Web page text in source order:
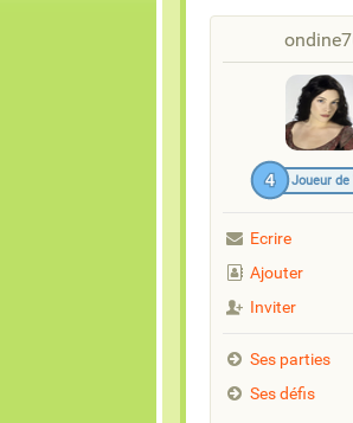
4 Joueur de
Ecrire
Ajouter
Inviter
Ses parties
Ses défis